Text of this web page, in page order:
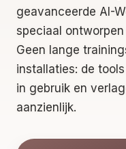
geavanceerde AI-
speciaal
Geen lange
installaties: de
in gebruik en
aanzienlijk.